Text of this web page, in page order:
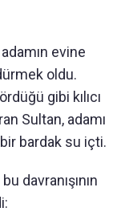
adamın evine
oldu.
gibi kılıcı
Sultan, adamı
bardak su içti.
davranışının